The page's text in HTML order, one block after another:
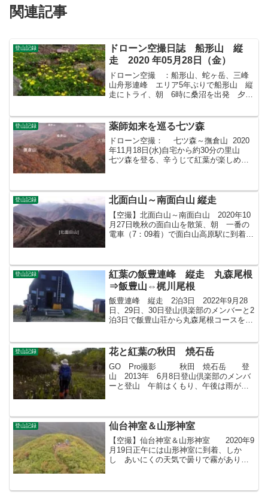
関連記事
登山記録
ドローン空撮日誌 船形山 縦
走 2020 年05月28日（金）
ドローン空撮 ：船形山、蛇ヶ岳、三峰
山舟形連峰 エリア5年ぶりで船形山 縦
走にトライ、朝 6時に桑沼を出発 夕暮
てしまい、下山が夜になってしまった。
舟形山 山頂には今...
登山記録 薬師如来を巡る七ツ森
ドローン空撮： 七ツ森～撫倉山 2020
年11月18日(水)自宅から約30分の里山
七ツ森を登る、辛うじて紅葉が楽しめて
た、帰り...
登山記録 北面白山～南面白山 縦走
【空撮】北面白山～南面白山 2020年10
月27日晩秋の面白山を散策、朝 一番の
電車（7：09着）で面白山高原駅に到着、
く最...
登山記録
紅葉の飯豊連峰 縦走 丸森尾根
⇒飯豊山⇔梶川尾根
飯豊連峰 縦走 2泊3日 2022年9月28
日、29日、30日登山倶楽部のメンバーと2
泊3日で飯豊山荘から丸森尾根コースを経
は梶川尾根を使用して温身平に下山。噂
の通りに...
登山記録 花と紅葉の秋田 焼石岳
GO Pro撮影 秋田 焼石岳 登
山 2013年 6月8日登山倶楽部のメンバ
ーと登山 午前はくもり、午後は雨が降
て雨が降った...
登山記録 仙台神室＆山形神室
【空撮】仙台神室＆山形神室 2020年9
月19日正午には山形神室に到着、しか
し あいにくの天気で曇りで霧があり視
に収まり絶好の展望、蔵王、雁戸山、月